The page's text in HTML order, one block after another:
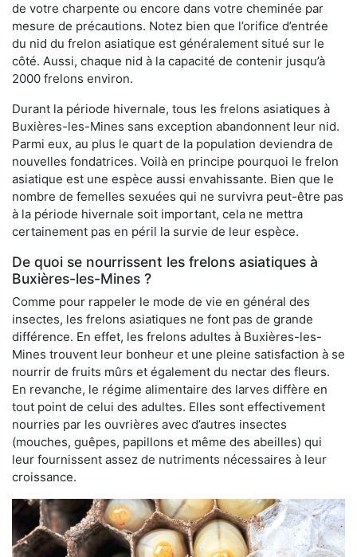
de votre charpente ou encore dans votre cheminée par
mesure de précautions. Notez bien que l’orifice d’entrée
du nid du frelon asiatique est généralement situé sur le
côté. Aussi, chaque nid à la capacité de contenir jusqu’à
2000 frelons environ.
Durant la période hivernale, tous les frelons asiatiques à
Buxières-les-Mines sans exception abandonnent leur nid.
Parmi eux, au plus le quart de la population deviendra de
nouvelles fondatrices. Voilà en principe pourquoi le frelon
asiatique est une espèce aussi envahissante. Bien que le
nombre de femelles sexuées qui ne survivra peut-être pas
à la période hivernale soit important, cela ne mettra
certainement pas en péril la survie de leur espèce.
De quoi se nourrissent les frelons asiatiques à
Buxières-les-Mines ?
Comme pour rappeler le mode de vie en général des
insectes, les frelons asiatiques ne font pas de grande
différence. En effet, les frelons adultes à Buxières-les-
Mines trouvent leur bonheur et une pleine satisfaction à se
nourrir de fruits mûrs et également du nectar des fleurs.
En revanche, le régime alimentaire des larves diffère en
tout point de celui des adultes. Elles sont effectivement
nourries par les ouvrières avec d’autres insectes
(mouches, guêpes, papillons et même des abeilles) qui
leur fournissent assez de nutriments nécessaires à leur
croissance.